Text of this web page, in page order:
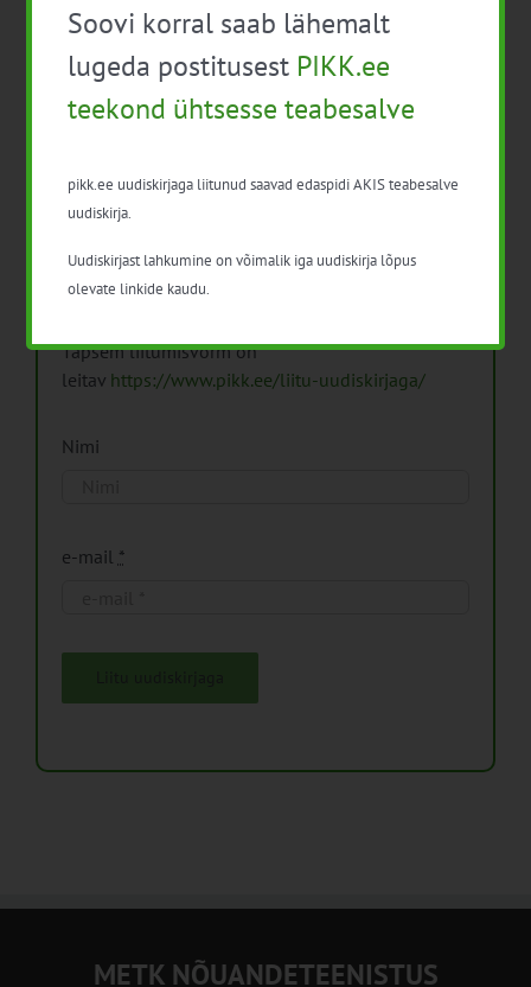
Pikk.ee uudiskirjaga liitumine.
Isikuandmeid töötleme vastavalt
Isikuandmete
Täpsem liitumisvorm on
leitav https://www.pikk.ee/liitu-uudiskirjaga/
Nimi
e-mail *
METK NÕUANDETEENISTUS
Soovi korral saab lähemalt
lugeda postitusest PIKK.ee
teekond ühtsesse teabesalve
pikk.ee uudiskirjaga liitunud saavad edaspidi AKIS teabesalve
uudiskirja.
Uudiskirjast lahkumine on võimalik iga uudiskirja lõpus
olevate linkide kaudu.